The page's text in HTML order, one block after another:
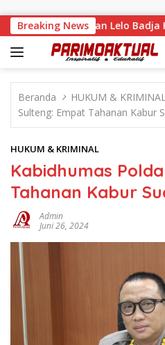
Breaking News
Tandaigi, Faisan Lelo Badja
Beranda HUKUM &
Sulteng: Empat Tahanan Kabur
HUKUM & KRIMINAL
Kabidhumas
Tahanan Kabur
Admin
Juni 26, 2024